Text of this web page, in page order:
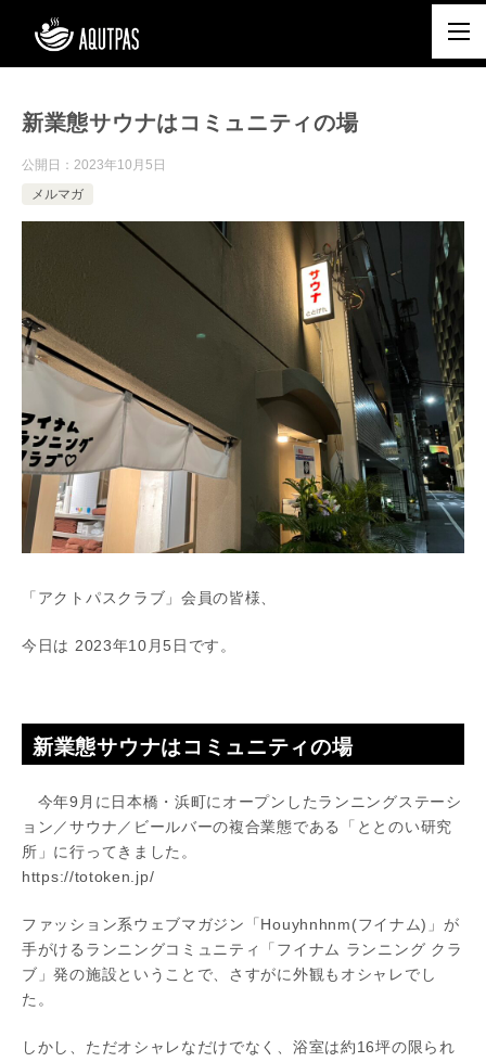
新業態サウナはコミュニティの場
公開日： 2023年10月5日
メルマガ
「アクトパスクラブ」会員の皆様、
今日は 2023年10月5日です。
新業態サウナはコミュニティの場
今年9月に日本橋・浜町にオープンしたランニングステーシ
ョン／サウナ／ビールバーの複合業態である「ととのい研究
所」に行ってきました。
https://totoken.jp/
ファッション系ウェブマガジン「Houyhnhnm(フイナム)」が
手がけるランニングコミュニティ「フイナム ランニング クラ
ブ」発の施設ということで、さすがに外観もオシャレでし
た。
しかし、ただオシャレなだけでなく、浴室は約16坪の限られ